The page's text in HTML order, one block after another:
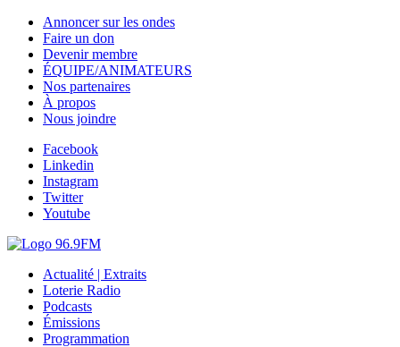
Annoncer sur les ondes
Faire un don
Devenir membre
ÉQUIPE/ANIMATEURS
Nos partenaires
À propos
Nous joindre
Facebook
Linkedin
Instagram
Twitter
Youtube
Actualité | Extraits
Loterie Radio
Podcasts
Émissions
Programmation